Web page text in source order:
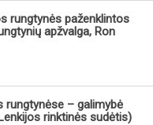
rungtynės paženklintos
apžvalga, Ron
rungtynėse – galimybė
rinktinės sudėtis)